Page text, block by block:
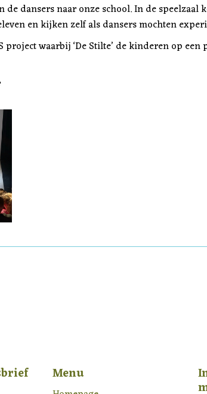
de dansers naar onze school. In de
en kijken zelf als dansers mochten
project waarbij ‘De Stilte’ de kinderen op
Menu